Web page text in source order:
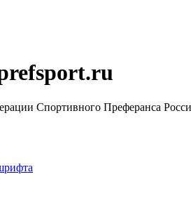
Спортивного Преферанса